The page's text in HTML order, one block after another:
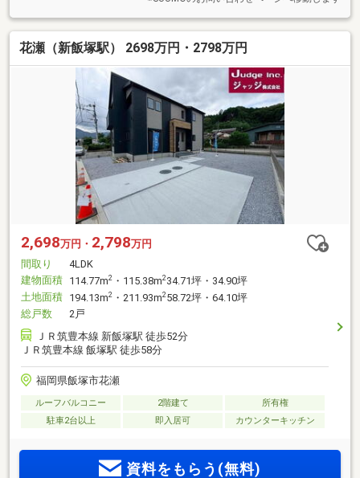
花瀬（新飯塚駅） 2698万円・2798万円
2,698万円・ 2,798万円
間取り
4LDK
建物面積 114.77m2 ・115.38m234.71坪・34.90坪
土地面積 194.13m2 ・211.93m258.72坪・64.10坪
総戸数
2戸
ＪＲ筑豊本線 新飯塚駅 徒歩52分
ＪＲ筑豊本線 飯塚駅 徒歩58分
福岡県飯塚市花瀬
ルーフバルコニー 2階建て
所有権
駐車2台以上
即入居可 カウンターキッチン
資料をもらう(無料)